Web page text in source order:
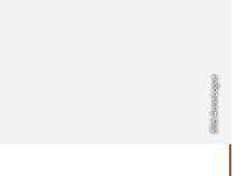
Bild: Anna Logue